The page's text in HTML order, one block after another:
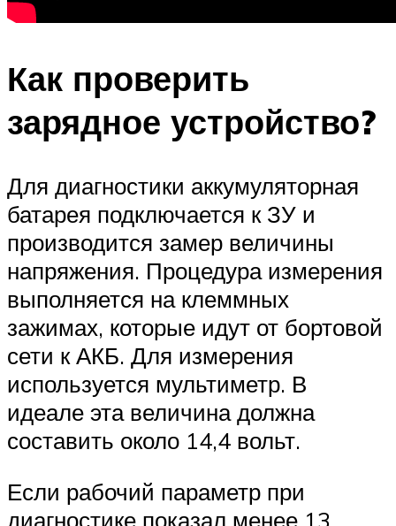
Как проверить
зарядное устройство?
Для диагностики аккумуляторная
батарея подключается к ЗУ и
производится замер величины
напряжения. Процедура измерения
выполняется на клеммных
зажимах, которые идут от бортовой
сети к АКБ. Для измерения
используется мультиметр. В
идеале эта величина должна
составить около 14,4 вольт.
Если рабочий параметр при
диагностике показал менее 13